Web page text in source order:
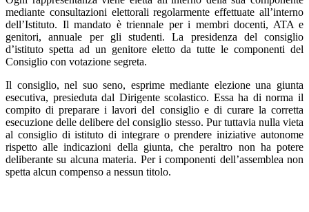
mediante consultazioni elettorali regolarmente effettuate all’interno
dell’Istituto. Il mandato è triennale per i membri docenti, ATA e
genitori, annuale per gli studenti. La presidenza del consiglio
d’istituto spetta ad un genitore eletto da tutte le componenti del
Consiglio con votazione segreta.
Il consiglio, nel suo seno, esprime mediante elezione una giunta
esecutiva, presieduta dal Dirigente scolastico. Essa ha di norma il
compito di preparare i lavori del consiglio e di curare la corretta
esecuzione delle delibere del consiglio stesso. Pur tuttavia nulla vieta
al consiglio di istituto di integrare o prendere iniziative autonome
rispetto alle indicazioni della giunta, che peraltro non ha potere
deliberante su alcuna materia. Per i componenti dell’assemblea non
spetta alcun compenso a nessun titolo.